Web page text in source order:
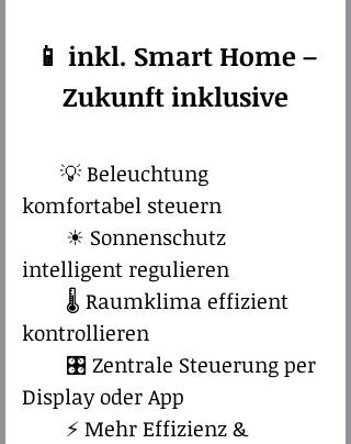
📱 inkl. Smart Home –
Zukunft inklusive​
💡 Beleuchtung
komfortabel steuern
☀ Sonnenschutz
intelligent regulieren
🌡 Raumklima effizient
kontrollieren
🎛️ Zentrale Steuerung per
Display oder App
⚡ Mehr Effizienz &